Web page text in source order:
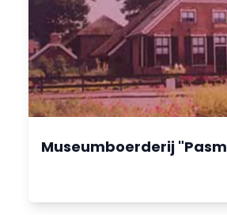
Museumboerderij